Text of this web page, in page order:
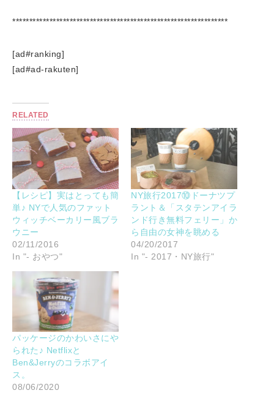
****************************************************************
[ad#ranking]
[ad#ad-rakuten]
RELATED
【レシピ】実はとっても簡
単♪ NYで人気のファット
ウィッチベーカリー風ブラ
ウニー
02/11/2016
In "- おやつ"
NY旅行2017⑩ドーナツプ
ラント＆「スタテンアイラ
ンド行き無料フェリー」か
ら自由の女神を眺める
04/20/2017
In "- 2017・NY旅行"
パッケージのかわいさにや
られた♪ Netflixと
Ben&Jerryのコラボアイ
ス。
08/06/2020